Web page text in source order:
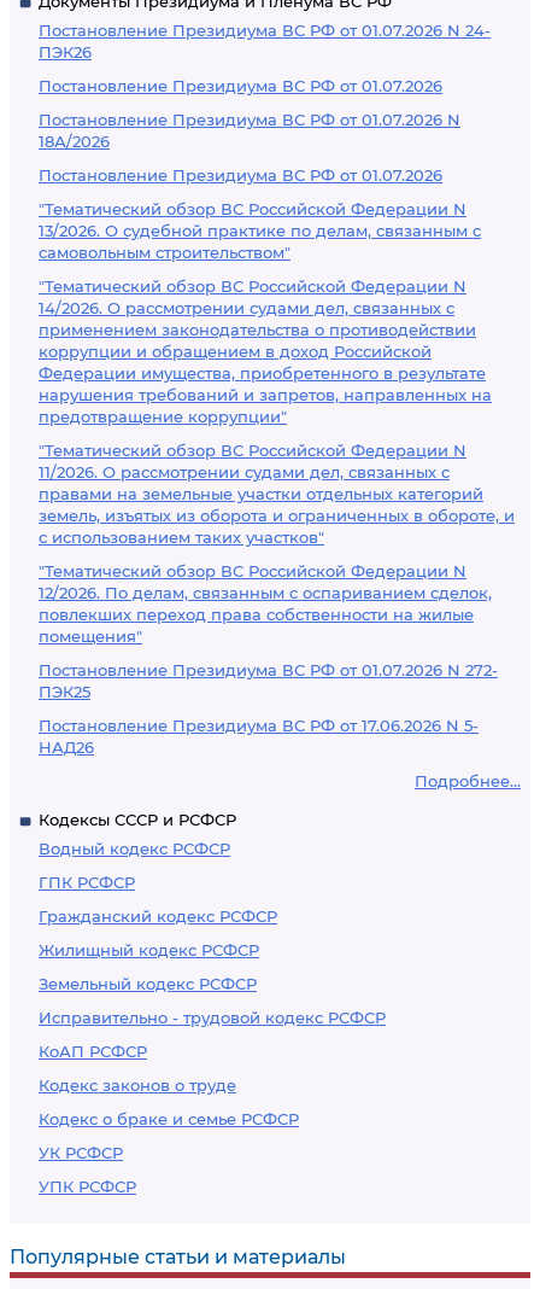
Постановление Президиума ВС РФ от 01.07.2026 N 24-
ПЭК26
Постановление Президиума ВС РФ от 01.07.2026
Постановление Президиума ВС РФ от 01.07.2026 N
18А/2026
Постановление Президиума ВС РФ от 01.07.2026
"Тематический обзор ВС Российской Федерации N
13/2026. О судебной практике по делам, связанным с
самовольным строительством"
"Тематический обзор ВС Российской Федерации N
14/2026. О рассмотрении судами дел, связанных с
применением законодательства о противодействии
коррупции и обращением в доход Российской
Федерации имущества, приобретенного в результате
нарушения требований и запретов, направленных на
предотвращение коррупции"
"Тематический обзор ВС Российской Федерации N
11/2026. О рассмотрении судами дел, связанных с
правами на земельные участки отдельных категорий
земель, изъятых из оборота и ограниченных в обороте, и
с использованием таких участков"
"Тематический обзор ВС Российской Федерации N
12/2026. По делам, связанным с оспариванием сделок,
повлекших переход права собственности на жилые
помещения"
Постановление Президиума ВС РФ от 01.07.2026 N 272-
ПЭК25
Постановление Президиума ВС РФ от 17.06.2026 N 5-
НАД26
Подробнее...
Кодексы СССР и РСФСР
Водный кодекс РСФСР
ГПК РСФСР
Гражданский кодекс РСФСР
Жилищный кодекс РСФСР
Земельный кодекс РСФСР
Исправительно - трудовой кодекс РСФСР
КоАП РСФСР
Кодекс законов о труде
Кодекс о браке и семье РСФСР
УК РСФСР
УПК РСФСР
Популярные статьи и материалы